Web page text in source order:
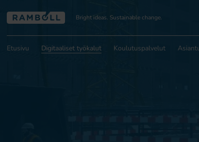
Bright ideas. Sustainable change.
Etusivu Digitaaliset työkalut Koulutuspalvelut